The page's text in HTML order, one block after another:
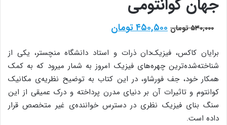
جهان کوانتومی
۵۳۰,۰۰۰تومان قیمت
۵۳۰,۰۰۰ تومان
بود.
۴۵۰,۵۰۰تومان
۴۵۰,۵۰۰ تومان.
برایان کاکس، فیزیک‌دان ذرات و استاد دانشگاه منچستر، یکی از
شناخته‌شده‌ترین چهره‌های فیزیک امروز به شمار میرود که به کمک
همکار خود، جف فورشاو، در این کتاب به توضیح نظریه‌ی مکانیک
کوانتوم و تاثیرات آن بر دنیای مدرن پرداخته و درک عمیقی از این
سنگ بنای فیزیک نظری در دسترس خواننده‌ی غیر متخصص قرار
داده است.